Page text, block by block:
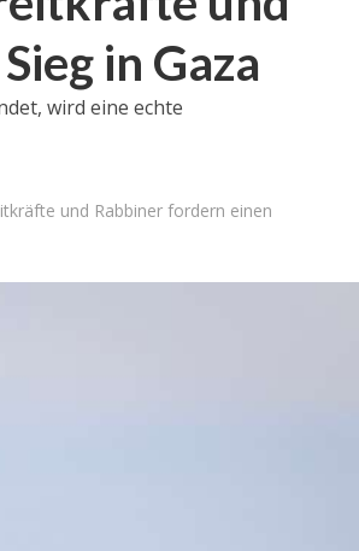
in Gaza
wird eine echte
und Rabbiner fordern einen